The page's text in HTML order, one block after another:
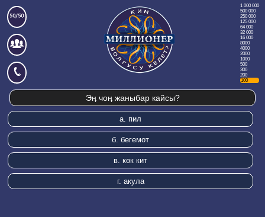
1 000 000
500 000
250 000
125 000
64 000
32 000
16 000
8000
4000
2000
1000
500
300
200
100
Эӊ чоӊ жаныбар кайсы?
а. пил
б.бегемот
в.көк кит
г. акула